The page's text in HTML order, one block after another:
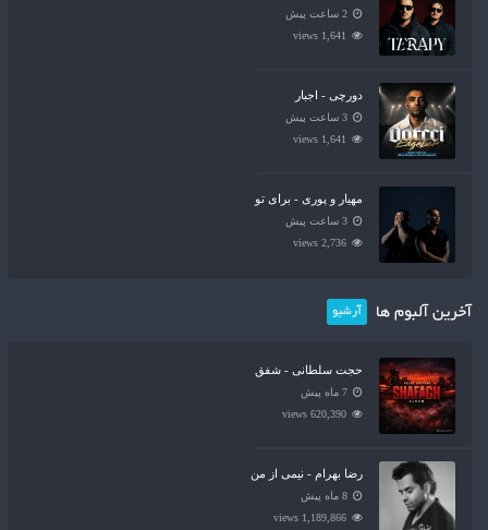
2 ساعت پیش
1,641 views
دورچی - اجبار
3 ساعت پیش
1,641 views
مهیار و پوری - برای تو
3 ساعت پیش
2,736 views
آخرین آلبوم ها آرشیو
حجت سلطانی - شفق
7 ماه پیش
620,390 views
رضا بهرام - نیمی از من
8 ماه پیش
1,189,866 views